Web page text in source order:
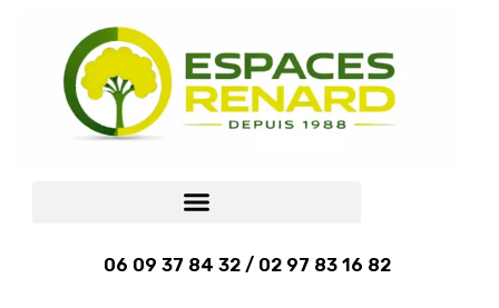
06 09 37 84 32 / 02 97 83 16 82